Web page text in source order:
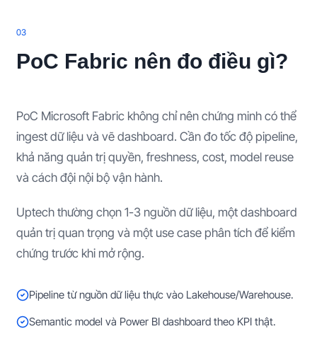
03
PoC Fabric nên đo điều gì?
PoC Microsoft Fabric không chỉ nên chứng minh có thể
ingest dữ liệu và vẽ dashboard. Cần đo tốc độ pipeline,
khả năng quản trị quyền, freshness, cost, model reuse
và cách đội nội bộ vận hành.
Uptech thường chọn 1-3 nguồn dữ liệu, một dashboard
quản trị quan trọng và một use case phân tích để kiểm
chứng trước khi mở rộng.
Pipeline từ nguồn dữ liệu thực vào Lakehouse/Warehouse.
Semantic model và Power BI dashboard theo KPI thật.